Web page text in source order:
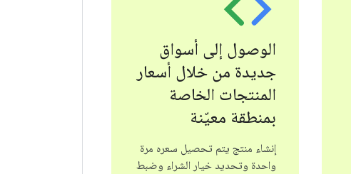
الوصول إلى أسواق
جديدة من خلال أسعار
المنتجات الخاصة
بمنطقة معيّنة
إنشاء منتج يتم تحصيل سعره مرة
واحدة وتحديد خيار الشراء وضبط